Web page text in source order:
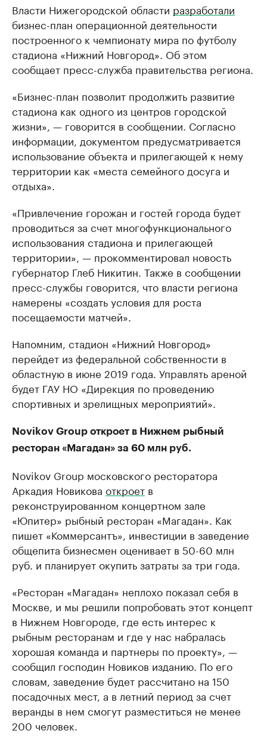
Власти Нижегородской области разработали
бизнес-план операционной деятельности
построенного к чемпионату мира по футболу
стадиона «Нижний Новгород». Об этом
сообщает пресс-служба правительства региона.
«Бизнес-план позволит продолжить развитие
стадиона как одного из центров городской
жизни», — говорится в сообщении. Согласно
информации, документом предусматривается
использование объекта и прилегающей к нему
территории как «места семейного досуга и
отдыха».
«Привлечение горожан и гостей города будет
проводиться за счет многофункционального
использования стадиона и прилегающей
территории», — прокомментировал новость
губернатор Глеб Никитин. Также в сообщении
пресс-службы говорится, что власти региона
намерены «создать условия для роста
посещаемости матчей».
Напомним, стадион «Нижний Новгород»
перейдет из федеральной собственности в
областную в июне 2019 года. Управлять ареной
будет ГАУ НО «Дирекция по проведению
спортивных и зрелищных мероприятий».
Novikov Group откроет в Нижнем рыбный
ресторан «Магадан» за 60 млн руб.
Novikov Group московского ресторатора
Аркадия Новикова откроет в
реконструированном концертном зале
«Юпитер» рыбный ресторан «Магадан». Как
пишет «Коммерсантъ», инвестиции в заведение
общепита бизнесмен оценивает в 50-60 млн
руб. и планирует окупить затраты за три года.
«Ресторан ​«Магадан» неплохо показал себя в
Москве, и мы решили попробовать этот концепт
в Нижнем Новгороде, где есть интерес к
рыбным ресторанам и где у нас набралась
хорошая команда и партнеры по проекту», —
сообщил господин Новиков изданию. По его
словам, заведение будет рассчитано на 150
посадочных мест, а в летний период за счет
веранды в нем смогут разместиться не менее
200 человек.